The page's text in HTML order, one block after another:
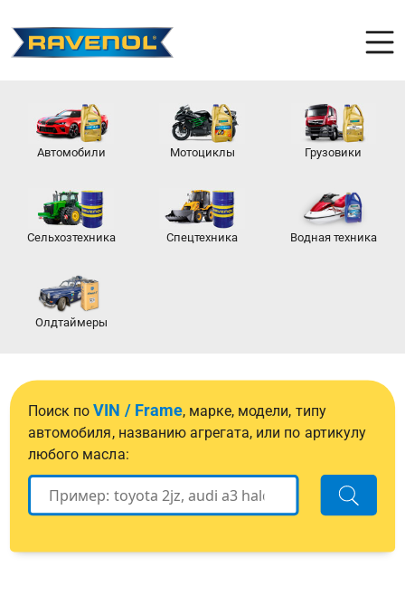
Автомобили Мотоциклы Грузовики
Сельхозтехника Спецтехника Водная техника
Олдтаймеры
Поиск поVIN / Frame, марке, модели, типу
автомобиля, названию агрегата, или по артикулу
любого масла: